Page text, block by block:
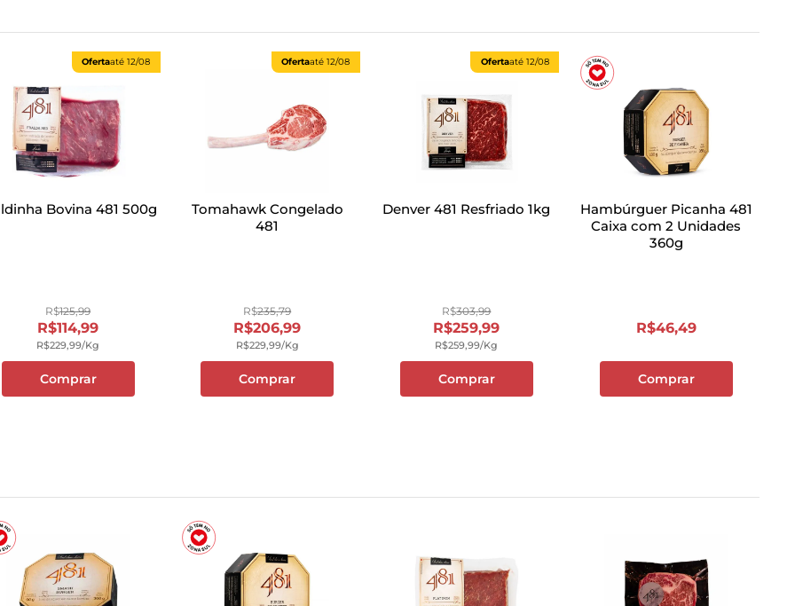
Ofertaaté12/08
Bovina 481 500g
R$125,99
R$114,99
R$229,99/kg
Comprar
Ofertaaté12/08
Tomahawk Congelado
481
R$235,79
R$206,99
R$229,99/kg
Comprar
Ofertaaté 12/08
Denver 481 Resfriado 1kg
R$303,99
R$259,99
R$259,99/kg
Comprar
Hambúrguer Picanha 481
Caixa com 2 Unidades
360g
R$46,49
Comprar